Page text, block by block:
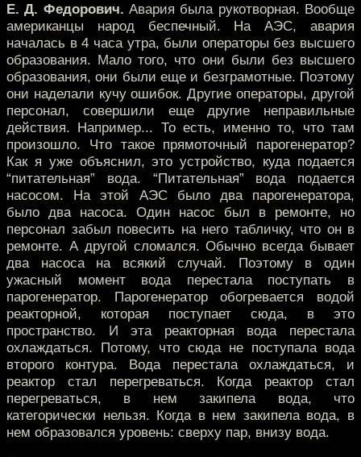
Е. Д. Федорович. Авария была рукотворная. Вообще
американцы народ беспечный. На АЭС, авария
началась в 4 часа утра, были операторы без высшего
образования. Мало того, что они были без высшего
образования, они были еще и безграмотные. Поэтому
они наделали кучу ошибок. Другие операторы, другой
персонал, совершили еще другие неправильные
действия. Например... То есть, именно то, что там
произошло. Что такое прямоточный парогенератор?
Как я уже объяснил, это устройство, куда подается
“питательная” вода. “Питательная” вода подается
насосом. На этой АЭС было два парогенератора,
было два насоса. Один насос был в ремонте, но
персонал забыл повесить на него табличку, что он в
ремонте. А другой сломался. Обычно всегда бывает
два насоса на всякий случай. Поэтому в один
ужасный момент вода перестала поступать в
парогенератор. Парогенератор обогревается водой
реакторной, которая поступает сюда, в это
пространство. И эта реакторная вода перестала
охлаждаться. Потому, что сюда не поступала вода
второго контура. Вода перестала охлаждаться, и
реактор стал перегреваться. Когда реактор стал
перегреваться, в нем закипела вода, что
категорически нельзя. Когда в нем закипела вода, в
нем образовался уровень: сверху пар, внизу вода.